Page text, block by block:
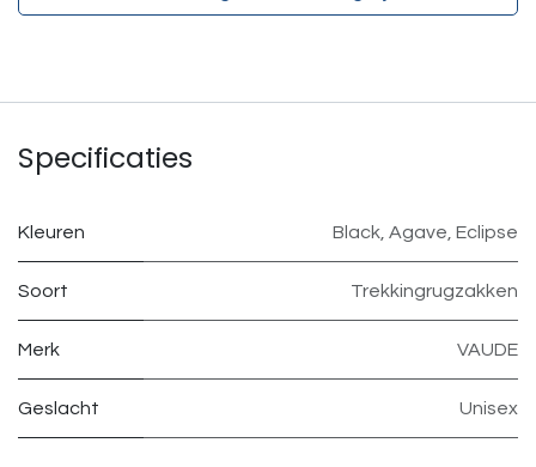
Specificaties
Kleuren Black Agave Eclipse
Soort Trekkingrugzakken
Merk VAUDE
Geslacht Unisex